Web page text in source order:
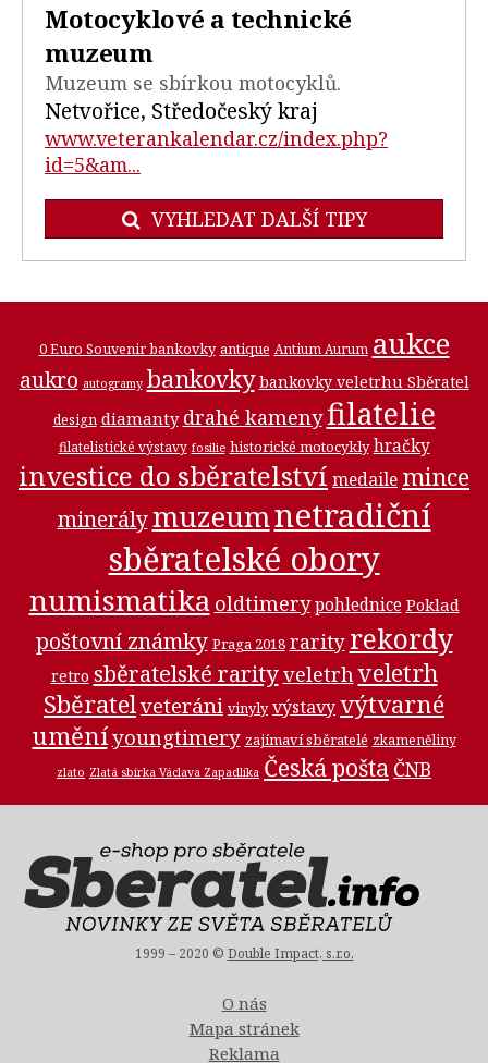
Motocyklové a technické
muzeum
Muzeum se sbírkou motocyklů.
Netvořice, Středočeský kraj
www.veterankalendar.cz/index.php?
id=5&am...
VYHLEDAT DALŠÍ TIPY
0 Euro Souvenir bankovky antique Antium Aurum aukce
aukro autogramy bankovky bankovky veletrhu Sběratel
design diamanty drahé kamenyfilatelie
filatelistické výstavy fosilie historické motocykly hračky
investice do sběratelství medaile mince
minerálymuzeumnetradiční
sběratelské obory
numismatika oldtimery pohlednice Poklad
poštovní známky Praga 2018 rarity rekordy
retro sběratelské rarityveletrhveletrh
Sběratelveteráni vinyly výstavyvýtvarné
uměníyoungtimery zajímaví sběratelé zkameněliny
zlato Zlatá sbírka Václava Zapadlíka Česká pošta ČNB
1999 – 2020 © Double Impact, s.r.o.
O nás
Mapa stránek
Reklama